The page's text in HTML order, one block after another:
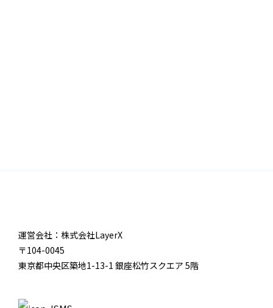
運営会社：株式会社LayerX
〒104-0045
東京都中央区築地1-13-1 銀座松竹スクエア 5階